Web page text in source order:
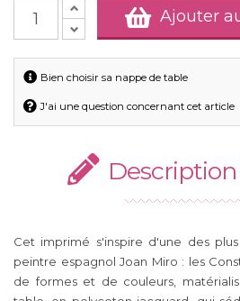
Ajouter
Bien choisir sa nappe de table
J'ai une question concernant cet article
Cet imprimé s'inspire d'une des
peintre espagnol Joan Miro : les
de formes et de couleurs,